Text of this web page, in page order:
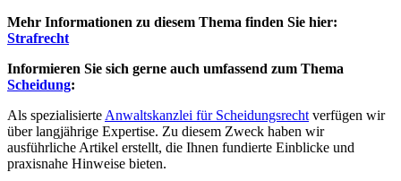
Mehr Informationen zu diesem Thema finden Sie hier:
Strafrecht
Informieren Sie sich gerne auch umfassend zum Thema
Scheidung:
Als spezialisierte Anwaltskanzlei für Scheidungsrecht verfügen wir
über langjährige Expertise. Zu diesem Zweck haben wir
ausführliche Artikel erstellt, die Ihnen fundierte Einblicke und
praxisnahe Hinweise bieten.